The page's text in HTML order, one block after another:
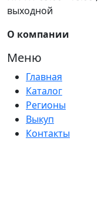
выходной
О компании
Меню
Главная
Каталог
Регионы
Выкуп
Контакты